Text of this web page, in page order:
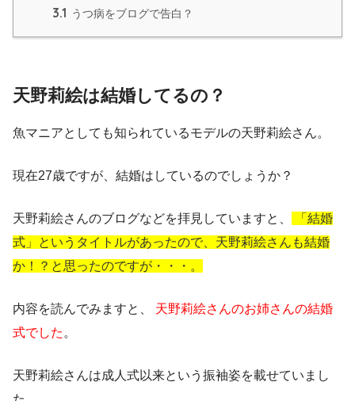
3.1 うつ病をブログで告白？
天野莉絵は結婚してるの？
魚マニアとしても知られているモデルの天野莉絵さん。
現在27歳ですが、結婚はしているのでしょうか？
天野莉絵さんのブログなどを拝見していますと、
「結婚
式」というタイトルがあったので、天野莉絵さんも結婚
か！？と思ったのですが・・・。
内容を読んでみますと、
天野莉絵さんのお姉さんの結婚
式でした 。
天野莉絵さんは成人式以来という振袖姿を載せていまし